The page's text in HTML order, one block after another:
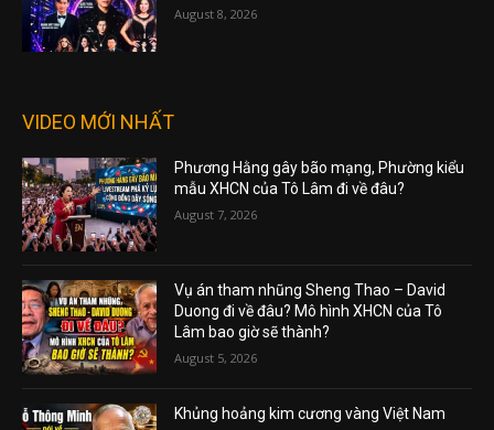
August 8, 2026
VIDEO MỚI NHẤT
Phương Hằng gây bão mạng, Phường kiểu
mẫu XHCN của Tô Lâm đi về đâu?
August 7, 2026
Vụ án tham nhũng Sheng Thao – David
Duong đi về đâu? Mô hình XHCN của Tô
Lâm bao giờ sẽ thành?
August 5, 2026
Khủng hoảng kim cương vàng Việt Nam